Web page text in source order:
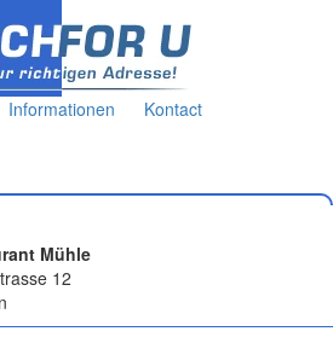
Informationen Kontact
Mühle
12